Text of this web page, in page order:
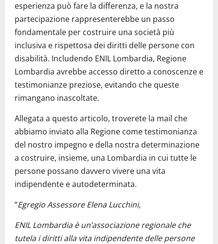
esperienza può fare la differenza, e la nostra
partecipazione rappresenterebbe un passo
fondamentale per costruire una società più
inclusiva e rispettosa dei diritti delle persone con
disabilità. Includendo ENIL Lombardia, Regione
Lombardia avrebbe accesso diretto a conoscenze e
testimonianze preziose, evitando che queste
rimangano inascoltate.
Allegata a questo articolo, troverete la mail che
abbiamo inviato alla Regione come testimonianza
del nostro impegno e della nostra determinazione
a costruire, insieme, una Lombardia in cui tutte le
persone possano davvero vivere una vita
indipendente e autodeterminata.
“Egregio Assessore Elena Lucchini,
ENIL Lombardia è un’associazione regionale che
tutela i diritti alla vita indipendente delle persone